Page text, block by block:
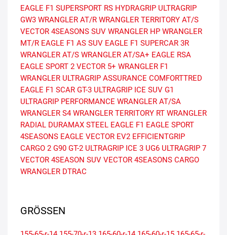
EAGLE F1 SUPERSPORT RS HYDRAGRIP ULTRAGRIP
GW3 WRANGLER AT/R WRANGLER TERRITORY AT/S
VECTOR 4SEASONS SUV WRANGLER HP WRANGLER
MT/R EAGLE F1 AS SUV EAGLE F1 SUPERCAR 3R
WRANGLER AT/S WRANGLER AT/SA+ EAGLE RSA
EAGLE SPORT 2 VECTOR 5+ WRANGLER F1
WRANGLER ULTRAGRIP ASSURANCE COMFORTTRED
EAGLE F1 SCAR GT-3 ULTRAGRIP ICE SUV G1
ULTRAGRIP PERFORMANCE WRANGLER AT/SA
WRANGLER S4 WRANGLER TERRITORY RT WRANGLER
RADIAL DURAMAX STEEL EAGLE F1 EAGLE SPORT
4SEASONS EAGLE VECTOR EV2 EFFICIENTGRIP
CARGO 2 G90 GT-2 ULTRAGRIP ICE 3 UG6 ULTRAGRIP 7
VECTOR 4SEASON SUV VECTOR 4SEASONS CARGO
WRANGLER DTRAC
GRÖSSEN